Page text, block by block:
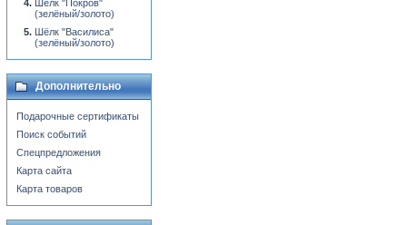
Шёлк "Покров"
(зелёный/золото)
Шёлк "Василиса"
(зелёный/золото)
Дополнительно
Подарочные сертификаты
Поиск событий
Спецпредложения
Карта сайта
Карта товаров